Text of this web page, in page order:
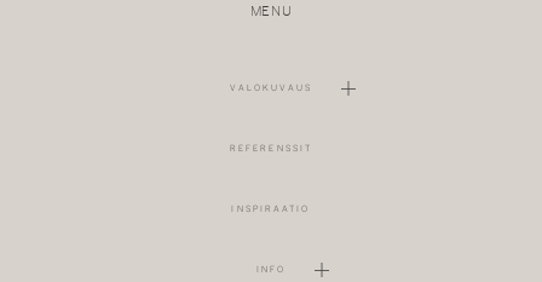
MENU
VALOKUVAUS
REFERENSSIT
INSPIRAATIO
INFO